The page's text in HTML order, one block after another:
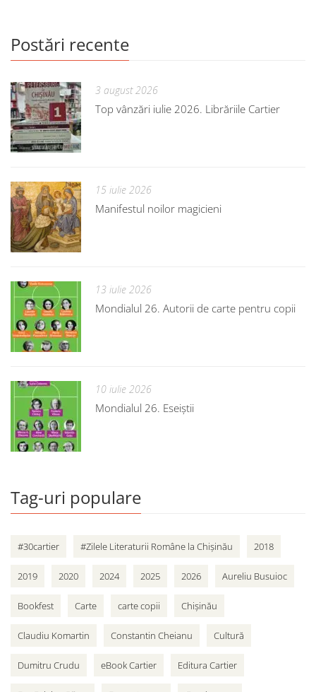
Postări recente
3 august 2026
Top vânzări iulie 2026. Librăriile Cartier
15 iulie 2026
Manifestul noilor magicieni
13 iulie 2026
Mondialul 26. Autorii de carte pentru copii
10 iulie 2026
Mondialul 26. Eseiștii
Tag-uri populare
#30cartier #Zilele Literaturii Române la Chișinău 2018
2019 2020 2024 2025 2026 Aureliu Busuioc
Bookfest Carte carte copii Chișinău
Claudiu Komartin Constantin Cheianu Cultură
Dumitru Crudu eBook Cartier Editura Cartier